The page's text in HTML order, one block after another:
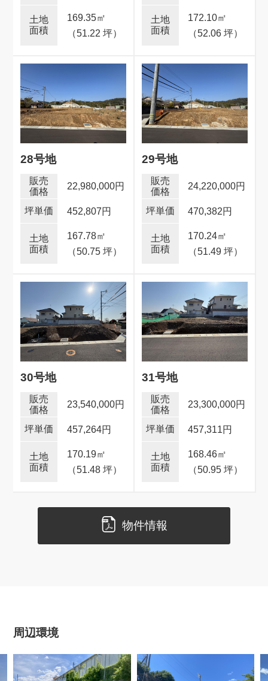
物件情報
169.35㎡
（51.22 坪）
172.10㎡
（52.06 坪）
28号地
22,980,000円
452,807円
167.78㎡
（50.75 坪）
29号地
24,220,000円
470,382円
170.24㎡
（51.49 坪）
30号地
23,540,000円
457,264円
170.19㎡
（51.48 坪）
31号地
23,300,000円
457,311円
168.46㎡
（50.95 坪）
周辺環境